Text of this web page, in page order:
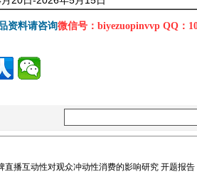
资料请咨询微信号：biyezuopinvvp QQ
直播互动性对观众冲动性消费的影响研究 开题报告